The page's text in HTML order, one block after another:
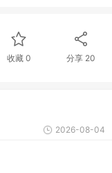
收藏 0 分享 20
2026-08-04